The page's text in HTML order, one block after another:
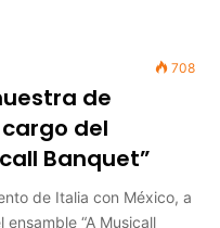
708
de
del
Banquet”
de Italia con México, a
“A Musicall